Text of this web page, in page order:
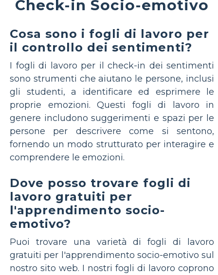
Check-in Socio-emotivo
Cosa sono i fogli di lavoro per
il controllo dei sentimenti?
I fogli di lavoro per il check-in dei sentimenti
sono strumenti che aiutano le persone, inclusi
gli studenti, a identificare ed esprimere le
proprie emozioni. Questi fogli di lavoro in
genere includono suggerimenti e spazi per le
persone per descrivere come si sentono,
fornendo un modo strutturato per interagire e
comprendere le emozioni.
Dove posso trovare fogli di
lavoro gratuiti per
l'apprendimento socio-
emotivo?
Puoi trovare una varietà di fogli di lavoro
gratuiti per l'apprendimento socio-emotivo sul
nostro sito web. I nostri fogli di lavoro coprono